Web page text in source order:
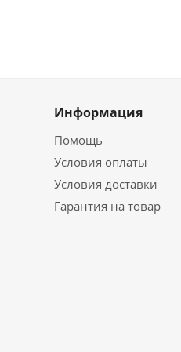
Информация
Помощь
Условия оплаты
Условия доставки
Гарантия на товар